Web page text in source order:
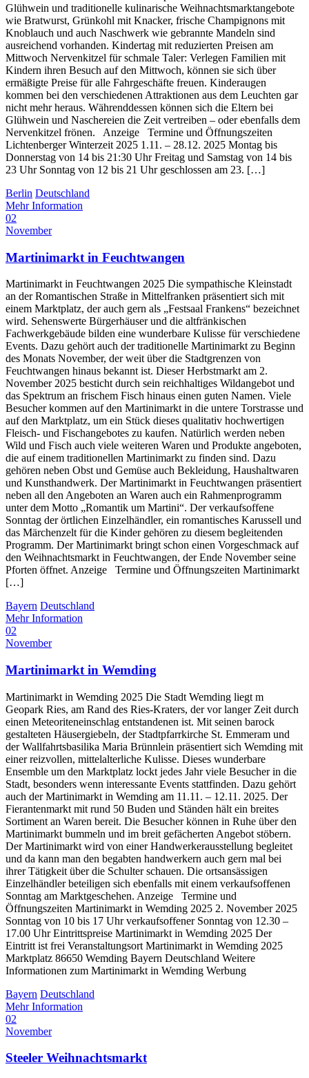
Glühwein und traditionelle kulinarische Weihnachtsmarktangebote
wie Bratwurst, Grünkohl mit Knacker, frische Champignons mit
Knoblauch und auch Naschwerk wie gebrannte Mandeln sind
ausreichend vorhanden. Kindertag mit reduzierten Preisen am
Mittwoch Nervenkitzel für schmale Taler: Verlegen Familien mit
Kindern ihren Besuch auf den Mittwoch, können sie sich über
ermäßigte Preise für alle Fahrgeschäfte freuen. Kinderaugen
kommen bei den verschiedenen Attraktionen aus dem Leuchten gar
nicht mehr heraus. Währenddessen können sich die Eltern bei
Glühwein und Naschereien die Zeit vertreiben – oder ebenfalls dem
Nervenkitzel frönen. Anzeige Termine und Öffnungszeiten
Lichtenberger Winterzeit 2025 1.11. – 28.12. 2025 Montag bis
Donnerstag von 14 bis 21:30 Uhr Freitag und Samstag von 14 bis
23 Uhr Sonntag von 12 bis 21 Uhr geschlossen am 23. […]
Berlin Deutschland
Mehr Information
02
November
Martinimarkt in Feuchtwangen
Martinimarkt in Feuchtwangen 2025 Die sympathische Kleinstadt
an der Romantischen Straße in Mittelfranken präsentiert sich mit
einem Marktplatz, der auch gern als „Festsaal Frankens“ bezeichnet
wird. Sehenswerte Bürgerhäuser und die altfränkischen
Fachwerkgebäude bilden eine wunderbare Kulisse für verschiedene
Events. Dazu gehört auch der traditionelle Martinimarkt zu Beginn
des Monats November, der weit über die Stadtgrenzen von
Feuchtwangen hinaus bekannt ist. Dieser Herbstmarkt am 2.
November 2025 besticht durch sein reichhaltiges Wildangebot und
das Spektrum an frischem Fisch hinaus einen guten Namen. Viele
Besucher kommen auf den Martinimarkt in die untere Torstrasse und
auf den Marktplatz, um ein Stück dieses qualitativ hochwertigen
Fleisch- und Fischangebotes zu kaufen. Natürlich werden neben
Wild und Fisch auch viele weiteren Waren und Produkte angeboten,
die auf einem traditionellen Martinimarkt zu finden sind. Dazu
gehören neben Obst und Gemüse auch Bekleidung, Haushaltwaren
und Kunsthandwerk. Der Martinimarkt in Feuchtwangen präsentiert
neben all den Angeboten an Waren auch ein Rahmenprogramm
unter dem Motto „Romantik um Martini“. Der verkaufsoffene
Sonntag der örtlichen Einzelhändler, ein romantisches Karussell und
das Märchenzelt für die Kinder gehören zu diesem begleitenden
Programm. Der Martinimarkt bringt schon einen Vorgeschmack auf
den Weihnachtsmarkt in Feuchtwangen, der Ende November seine
Pforten öffnet. Anzeige Termine und Öffnungszeiten Martinimarkt
[…]
Bayern Deutschland
Mehr Information
02
November
Martinimarkt in Wemding
Martinimarkt in Wemding 2025 Die Stadt Wemding liegt m
Geopark Ries, am Rand des Ries-Kraters, der vor langer Zeit durch
einen Meteoriteneinschlag entstandenen ist. Mit seinen barock
gestalteten Häusergiebeln, der Stadtpfarrkirche St. Emmeram und
der Wallfahrtsbasilika Maria Brünnlein präsentiert sich Wemding mit
einer reizvollen, mittelalterliche Kulisse. Dieses wunderbare
Ensemble um den Marktplatz lockt jedes Jahr viele Besucher in die
Stadt, besonders wenn interessante Events stattfinden. Dazu gehört
auch der Martinimarkt in Wemding am 11.11. – 12.11. 2025. Der
Fierantenmarkt mit rund 50 Buden und Ständen hält ein breites
Sortiment an Waren bereit. Die Besucher können in Ruhe über den
Martinimarkt bummeln und im breit gefächerten Angebot stöbern.
Der Martinimarkt wird von einer Handwerkerausstellung begleitet
und da kann man den begabten handwerkern auch gern mal bei
ihrer Tätigkeit über die Schulter schauen. Die ortsansässigen
Einzelhändler beteiligen sich ebenfalls mit einem verkaufsoffenen
Sonntag am Marktgeschehen. Anzeige Termine und
Öffnungszeiten Martinimarkt in Wemding 2025 2. November 2025
Sonntag von 10 bis 17 Uhr verkaufsoffener Sonntag von 12.30 –
17.00 Uhr Eintrittspreise Martinimarkt in Wemding 2025 Der
Eintritt ist frei Veranstaltungsort Martinimarkt in Wemding 2025
Marktplatz 86650 Wemding Bayern Deutschland Weitere
Informationen zum Martinimarkt in Wemding Werbung
Bayern Deutschland
Mehr Information
02
November
Steeler Weihnachtsmarkt